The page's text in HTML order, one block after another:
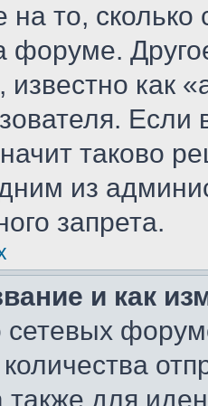
то,
форуме.
известно как
таково
из
запрета.
и как
для